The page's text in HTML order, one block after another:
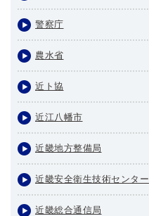
警察庁
農水省
近ト協
近江八幡市
近畿地方整備局
近畿安全衛生技術センター
近畿総合通信局